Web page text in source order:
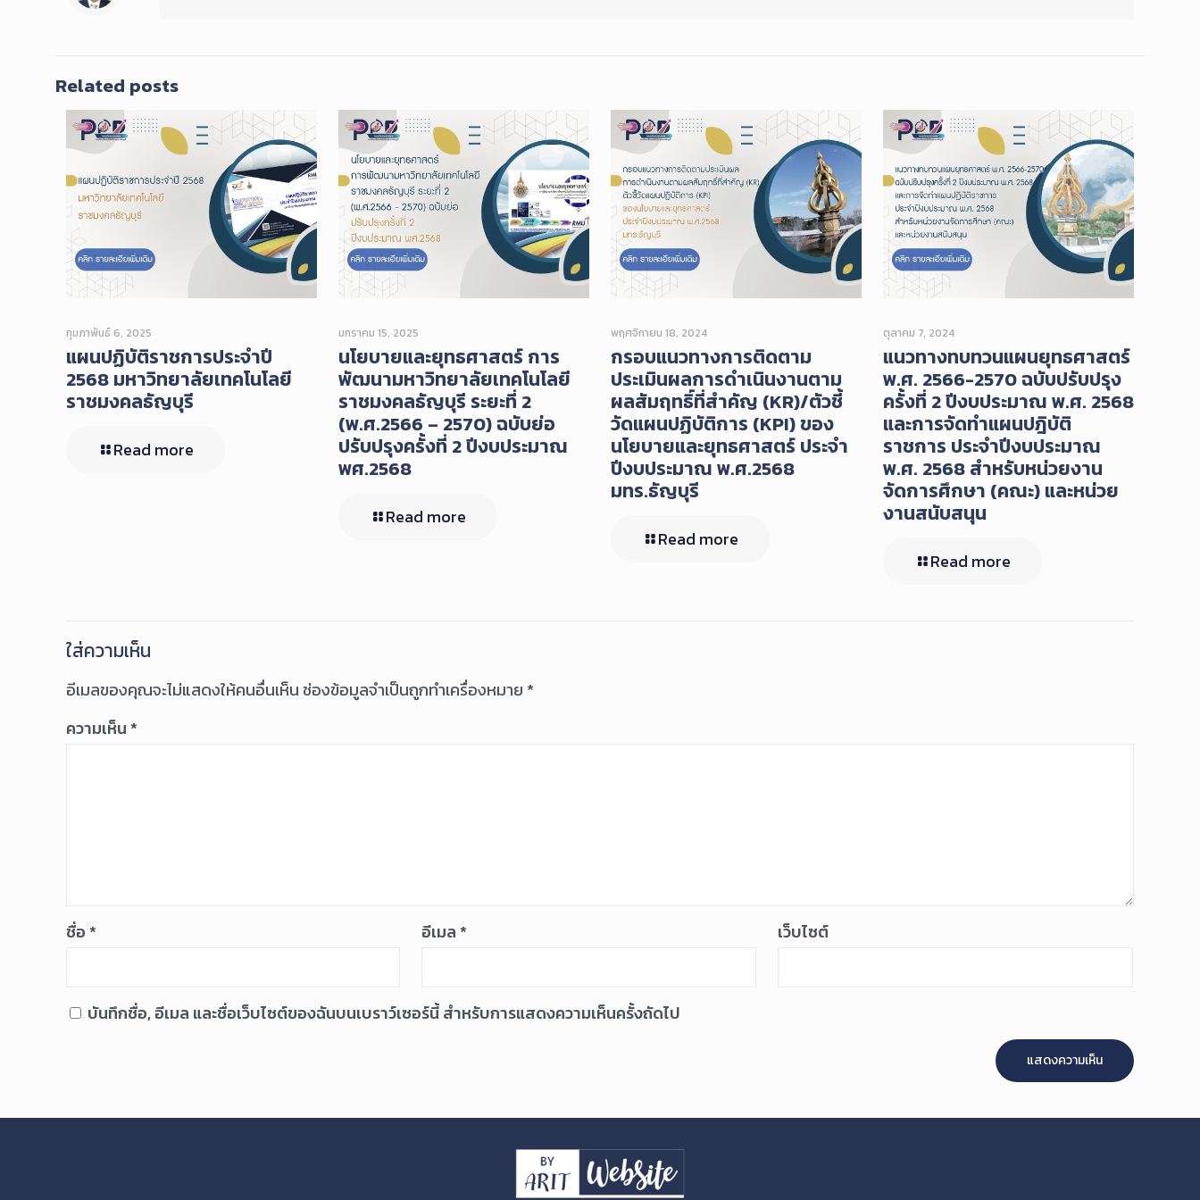
Related posts
กุมภาพันธ์ 6, 2025
แผนปฏิบัติราชการประจำปี
2568 มหาวิทยาลัยเทคโนโลยี
ราชมงคลธัญบุรี
Read more
มกราคม 15, 2025
นโยบายและยุทธศาสตร์ การ
พัฒนามหาวิทยาลัยเทคโนโลยี
ราชมงคลธัญบุรี ระยะที่ 2
(พ.ศ.2566 – 2570) ฉบับย่อ
ปรับปรุงครั้งที่ 2 ปีงบประมาณ
พศ.2568
Read more
พฤศจิกายน 18, 2024
กรอบแนวทางการติดตาม
ประเมินผลการดำเนินงานตาม
ผลสัมฤทธิ์ที่สำคัญ (KR)/ตัวชี้
วัดแผนปฏิบัติการ (KPI) ของ
นโยบายและยุทธศาสตร์ ประจำ
ปีงบประมาณ พ.ศ.2568
มทร.ธัญบุรี
Read more
ตุลาคม 7, 2024
แนวทางทบทวนแผนยุทธศาสตร์
พ.ศ. 2566-2570 ฉบับปรับปรุง
ครั้งที่ 2 ปีงบประมาณ พ.ศ. 2568
และการจัดทำแผนปฎิบัติ
ราชการ ประจำปีงบประมาณ
พ.ศ. 2568 สำหรับหน่วยงาน
จัดการศึกษา (คณะ) และหน่วย
งานสนับสนุน
Read more
ใส่ความเห็น
อีเมลของคุณจะไม่แสดงให้คนอื่นเห็น ช่องข้อมูลจำเป็นถูกทำเครื่องหมาย*
ความเห็น*
ชื่อ* อีเมล* เว็บไซต์
บันทึกชื่อ, อีเมล และชื่อเว็บไซต์ของฉันบนเบราว์เซอร์นี้ สำหรับการแสดงความเห็นครั้งถัดไป